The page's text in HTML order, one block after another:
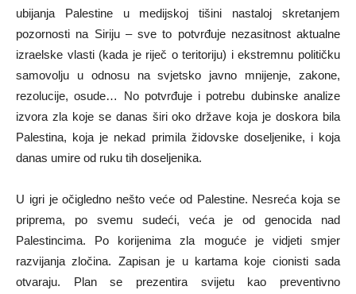
ubijanja Palestine u medijskoj tišini nastaloj skretanjem
pozornosti na Siriju – sve to potvrđuje nezasitnost aktualne
izraelske vlasti (kada je riječ o teritoriju) i ekstremnu političku
samovolju u odnosu na svjetsko javno mnijenje, zakone,
rezolucije, osude… No potvrđuje i potrebu dubinske analize
izvora zla koje se danas širi oko države koja je doskora bila
Palestina, koja je nekad primila židovske doseljenike, i koja
danas umire od ruku tih doseljenika.
U igri je očigledno nešto veće od Palestine. Nesreća koja se
priprema, po svemu sudeći, veća je od genocida nad
Palestincima. Po korijenima zla moguće je vidjeti smjer
razvijanja zločina. Zapisan je u kartama koje cionisti sada
otvaraju. Plan se prezentira svijetu kao preventivno